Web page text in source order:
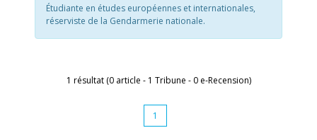
Étudiante en études européennes et internationales,
réserviste de la Gendarmerie nationale.
1 résultat (0 article - 1 Tribune - 0 e-Recension)
1